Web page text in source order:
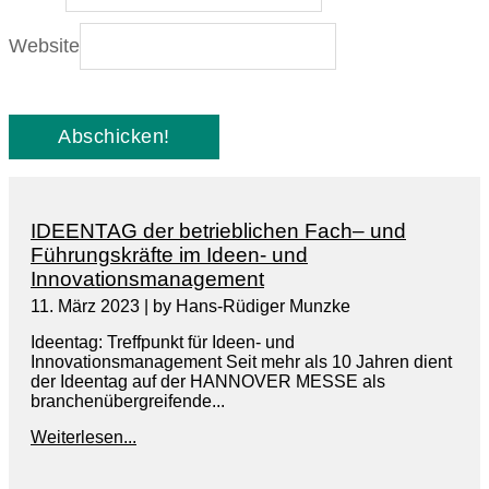
Website
IDEENTAG der betrieblichen Fach– und
Führungskräfte im Ideen- und
Innovationsmanagement
11. März 2023
by Hans-Rüdiger Munzke
Ideentag: Treffpunkt für Ideen- und
Innovationsmanagement Seit mehr als 10 Jahren dient
der Ideentag auf der HANNOVER MESSE als
branchenübergreifende...
Weiterlesen...